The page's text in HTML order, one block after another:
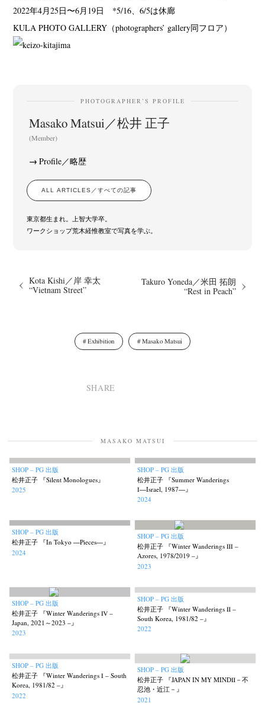
News Exhibition Workshop Documents
Bookstores
2022年4月25日〜6月19日 *5/16、6/5は休廊
KULA PHOTO GALLERY（photographers’ gallery同フロア）
PHOTOGRAPHER’S PROFILE
Masako Matsui／松井 正子
(Member)
Profile／略歴
ALL ARTICLES／すべての記事
東京都生まれ。上智大学卒。
ワークショップ荒木経惟教室で写真を学ぶ。
Kota Kishi／岸 幸太
“Vietnam Street”
Takuro Yoneda／米田 拓朗
“Rest in Peach”
Exhibition Masako Matsui
SHARE
MASAKO MATSUI
SHOP – PG 出版
松井正子 『Silent Monologues』
2025
SHOP – PG 出版
松井正子 『Summer Wanderings
Ⅰ―Israel, 1987―』
2024
SHOP – PG 出版
松井正子 『In Tokyo ―Pieces―』
2024
SHOP – PG 出版
松井正子 『Winter Wanderings Ⅲ –
Azores, 1978/2019 –』
2023
SHOP – PG 出版
松井正子 『Winter Wanderings Ⅳ –
Japan, 2021～2023 –』
2023
SHOP – PG 出版
松井正子 『Winter Wanderings Ⅱ –
South Korea, 1981/82 –』
2022
SHOP – PG 出版
松井正子 『Winter Wanderings Ⅰ – South
Korea, 1981/82 –』
2022
SHOP – PG 出版
松井正子 『JAPAN IN MY MINDⅡ－不
忍池・近江－』
2021